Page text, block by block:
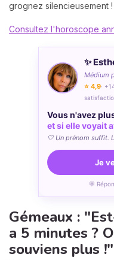
grognez silencieusement
Consultez l'horoscope
✨
Médium
⭐ 4,9·
Vous n'avez
et si elle voyait
🤍 Un prénom suffit.
Je
💬
Gémeaux :
a 5 minutes ?
souviens plus